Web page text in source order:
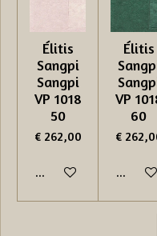
Élitis
Sangpi
Sangpi
VP 1018
50
€ 262,00
In winkelwagen
Élitis
VP
60
€
In